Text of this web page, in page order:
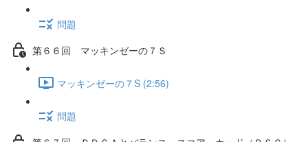
問題
第６６回 マッキンゼーの７Ｓ
マッキンゼーの７S (2:56)
問題